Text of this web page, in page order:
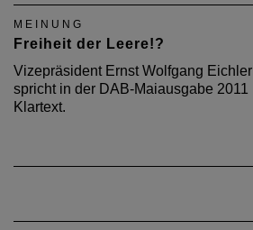
MEINUNG
Freiheit der Leere!?
Vizepräsident Ernst Wolfgang Eichler
spricht in der DAB-Maiausgabe 2011
Klartext.